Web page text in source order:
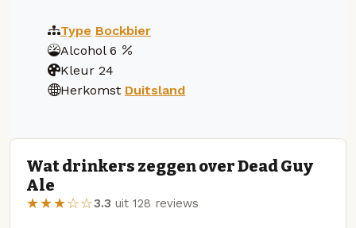
Type Bockbier
Alcohol 6
Kleur 24
Herkomst Duitsland
Wat drinkers zeggen over Dead Guy
Ale
★★★☆☆3.3 uit 128 reviews